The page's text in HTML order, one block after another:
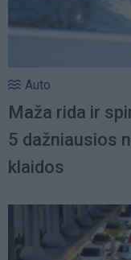
Auto
Maža rida ir
5 dažniausios
klaidos